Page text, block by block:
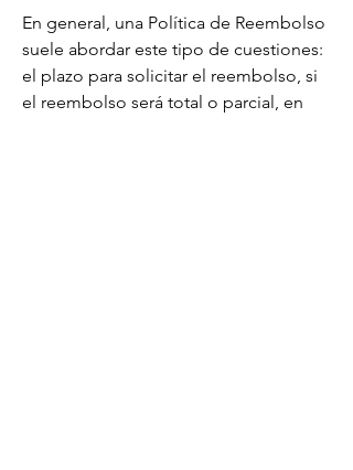
En general, una Política de Reembolso
suele abordar este tipo de cuestiones:
el plazo para solicitar el reembolso, si
el reembolso será total o parcial, en